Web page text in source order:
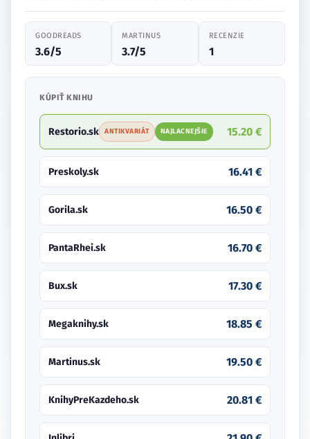
GOODREADS
3.6/5
MARTINUS
3.7/5
RECENZIE
1
KÚPIŤ KNIHU
Restorio.sk ANTIKVARIÁT NAJLACNEJŠIE 15.20 €
Preskoly.sk 16.41 €
Gorila.sk 16.50 €
PantaRhei.sk 16.70 €
Bux.sk 17.30 €
Megaknihy.sk 18.85 €
Martinus.sk 19.50 €
KnihyPreKazdeho.sk 20.81 €